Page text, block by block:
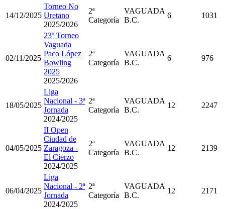
14/12/2025
Torneo No
Uretano
2025/2026
2ª
Categoría
VAGUADA
B.C.
6 1031
02/11/2025
23º Torneo
Vaguada
Paco López
Bowling
2025
2025/2026
2ª
Categoría
VAGUADA
B.C.
6 976
18/05/2025
Liga
Nacional - 3ª
Jornada
2024/2025
2ª
Categoría
VAGUADA
B.C.
12 2247
04/05/2025
II Open
Ciudad de
Zaragoza -
El Cierzo
2024/2025
2ª
Categoría
VAGUADA
B.C.
12 2139
06/04/2025
Liga
Nacional - 2ª
Jornada
2024/2025
2ª
Categoría
VAGUADA
B.C.
12 2171